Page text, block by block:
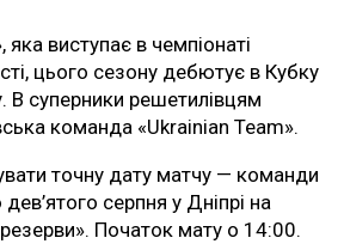
виступає в чемпіонаті
цього сезону дебютує в Кубку
В суперники решетилівцям
команда «Ukrainian Team».
точну дату матчу — команди
серпня у Дніпрі на
резерви». Початок мату о 14:00.